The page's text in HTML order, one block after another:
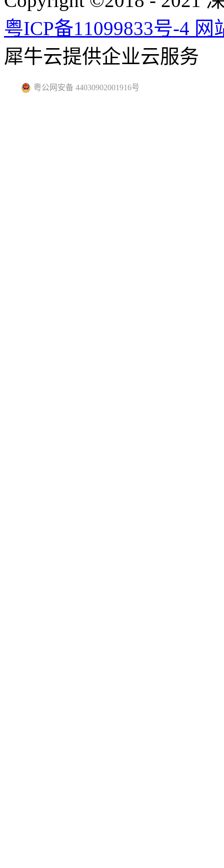
粤ICP备11099833号-4 网
犀牛云提供企业云服务
粤公网安备 44030902001916号